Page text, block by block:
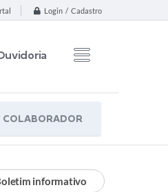
Login / Cadastro
COLABORADOR
informativo